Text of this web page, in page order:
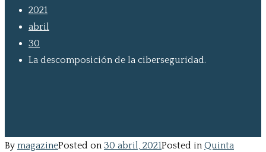
2021
abril
30
La descomposición de la ciberseguridad.
By magazinePosted on 30 abril, 2021Posted in Quinta